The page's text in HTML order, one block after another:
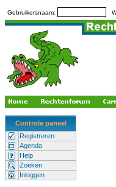
Gebruikersnaam:
Controle paneel
Registreren
Agenda
Help
Zoeken
Inloggen